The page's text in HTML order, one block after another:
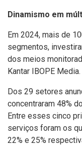
Dinamismo em
Em 2024, mais de
segmentos,
dos meios
Kantar IBOPE Media.
Dos 29 setores
concentraram 48%
Entre esses cinco
serviços foram os
22% e 25%